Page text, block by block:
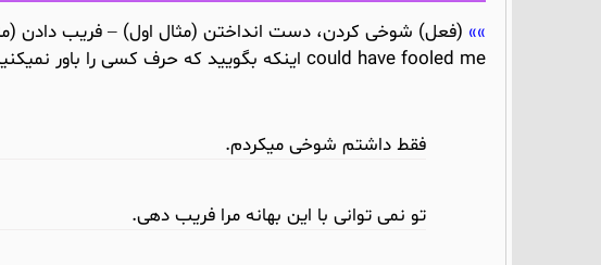
could have fooled me اینکه بگویید که حرف کسی را باور نمیکنید (مثال آخر)
فقط داشتم شوخی میکردم.
تو نمی توانی با این بهانه مرا فریب دهی.